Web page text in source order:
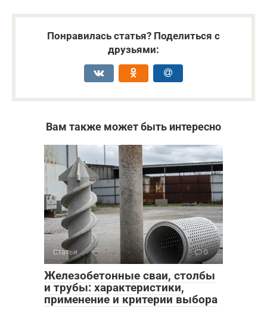
Понравилась статья? Поделиться с
друзьями:
Вам также может быть интересно
Статьи 0
Железобетонные сваи, столбы
и трубы: характеристики,
применение и критерии выбора